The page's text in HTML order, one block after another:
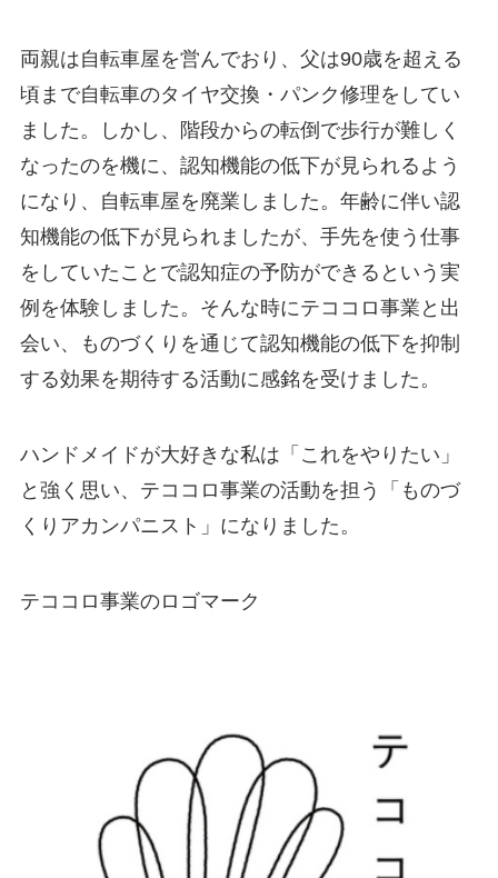
両親は自転車屋を営んでおり、父は90歳を超える
頃まで自転車のタイヤ交換・パンク修理をしてい
ました。しかし、階段からの転倒で歩行が難しく
なったのを機に、認知機能の低下が見られるよう
になり、自転車屋を廃業しました。年齢に伴い認
知機能の低下が見られましたが、手先を使う仕事
をしていたことで認知症の予防ができるという実
例を体験しました。そんな時にテココロ事業と出
会い、ものづくりを通じて認知機能の低下を抑制
する効果を期待する活動に感銘を受けました。
ハンドメイドが大好きな私は「これをやりたい」
と強く思い、テココロ事業の活動を担う「ものづ
くりアカンパニスト」になりました。
テココロ事業のロゴマーク